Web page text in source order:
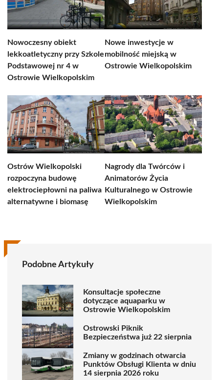
Nowoczesny obiekt
lekkoatletyczny przy Szkole
Podstawowej nr 4 w
Ostrowie Wielkopolskim
Nowe inwestycje w
mobilność miejską w
Ostrowie Wielkopolskim
Ostrów Wielkopolski
rozpoczyna budowę
elektrociepłowni na paliwa
alternatywne i biomasę
Nagrody dla Twórców i
Animatorów Życia
Kulturalnego w Ostrowie
Wielkopolskim
Podobne Artykuły
Konsultacje społeczne
dotyczące aquaparku w
Ostrowie Wielkopolskim
Ostrowski Piknik
Bezpieczeństwa już 22 sierpnia
Zmiany w godzinach otwarcia
Punktów Obsługi Klienta w dniu
14 sierpnia 2026 roku